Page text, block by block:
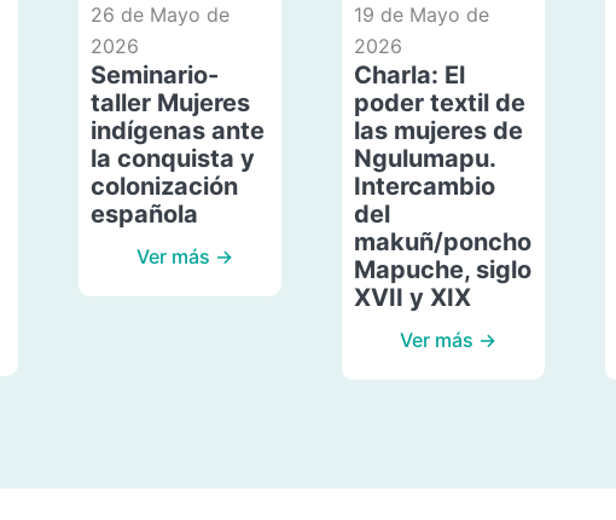
26 de Mayo de
2026
Seminario-
taller Mujeres
indígenas ante
la conquista y
colonización
española
Ver más →
19 de Mayo de
2026
Charla: El
poder textil de
las mujeres de
Ngulumapu.
Intercambio
del
makuñ/poncho
Mapuche, siglo
XVII y XIX
Ver más →